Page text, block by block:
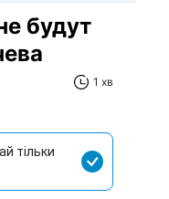
будут
1 хв
тільки